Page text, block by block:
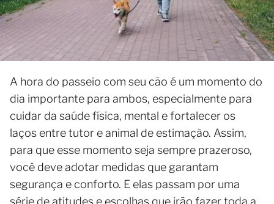
A hora do passeio com seu cão é um momento do
dia importante para ambos, especialmente para
cuidar da saúde física, mental e fortalecer os
laços entre tutor e animal de estimação. Assim,
para que esse momento seja sempre prazeroso,
você deve adotar medidas que garantam
segurança e conforto. E elas passam por uma
série de atitudes e escolhas que irão fazer toda a